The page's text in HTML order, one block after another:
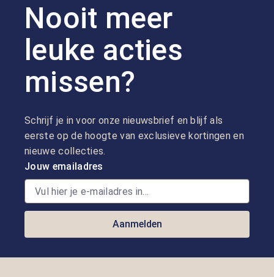
Nooit meer
leuke acties
missen?
Schrijf je in voor onze nieuwsbrief en blijf als
eerste op de hoogte van exclusieve kortingen en
nieuwe collecties.
Jouw emailadres
Aanmelden